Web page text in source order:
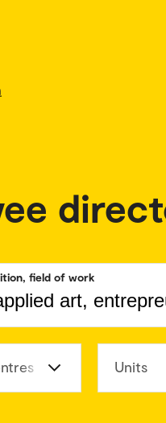
field of work
Units